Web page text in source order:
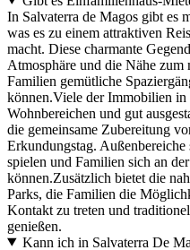
In Salvaterra de Magos gibt es
was es zu einem attraktiven
macht. Diese charmante
Atmosphäre und die Nähe zum
Familien gemütliche
können.Viele der Immobilien in
Wohnbereichen und gut
die gemeinsame Zubereitung
Erkundungstag.
spielen und Familien sich an
können.Zusätzlich bietet die
Parks, die Familien die
Kontakt zu treten und
genießen.
Kann ich in Salvaterra De